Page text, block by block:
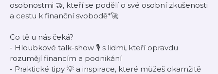
osobnostmi 🤝, kteří se podělí o své osobní zkušenosti
a cestu k finanční svobodě*🚀.
Co tě u nás čeká?
- Hloubkové talk-show 🎙️ s lidmi, kteří opravdu
rozumějí financím a podnikání
- Praktické tipy 💡 a inspirace, které můžeš okamžitě